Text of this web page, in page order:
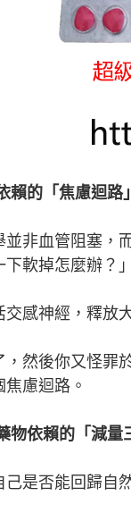
賴的「焦慮迴路」
並非血管阻塞，
軟掉怎麼辦？」
感神經，釋放
，然後你又怪罪
慮迴路。
物依賴的「減量
是否能回歸自